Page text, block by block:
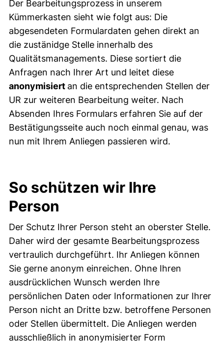
Der Bearbeitungsprozess in unserem
Kümmerkasten sieht wie folgt aus: Die
abgesendeten Formulardaten gehen direkt an
die zustänidge Stelle innerhalb des
Qualitätsmanagements. Diese sortiert die
Anfragen nach Ihrer Art und leitet diese
anonymisiert an die entsprechenden Stellen der
UR zur weiteren Bearbeitung weiter. Nach
Absenden Ihres Formulars erfahren Sie auf der
Bestätigungsseite auch noch einmal genau, was
nun mit Ihrem Anliegen passieren wird.
So schützen wir Ihre
Person
Der Schutz Ihrer Person steht an oberster Stelle.
Daher wird der gesamte Bearbeitungsprozess
vertraulich durchgeführt. Ihr Anliegen können
Sie gerne anonym einreichen. Ohne Ihren
ausdrücklichen Wunsch werden Ihre
persönlichen Daten oder Informationen zur Ihrer
Person nicht an Dritte bzw. betroffene Personen
oder Stellen übermittelt. Die Anliegen werden
ausschließlich in anonymisierter Form